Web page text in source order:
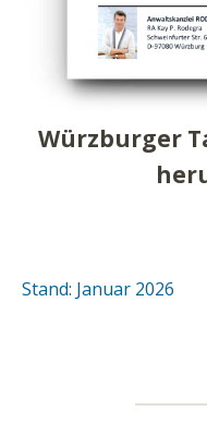
Würzburger
Stand: Januar 2026